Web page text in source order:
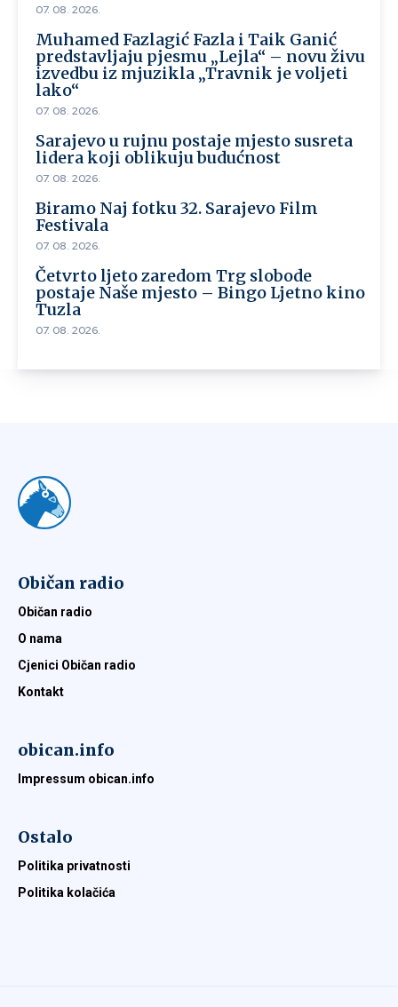
07. 08. 2026.
Muhamed Fazlagić Fazla i Taik Ganić
predstavljaju pjesmu „Lejla“ – novu živu
izvedbu iz mjuzikla „Travnik je voljeti
lako“
07. 08. 2026.
Sarajevo u rujnu postaje mjesto susreta
lidera koji oblikuju budućnost
07. 08. 2026.
Biramo Naj fotku 32. Sarajevo Film
Festivala
07. 08. 2026.
Četvrto ljeto zaredom Trg slobode
postaje Naše mjesto – Bingo Ljetno kino
Tuzla
07. 08. 2026.
Običan radio
Običan radio
O nama
Cjenici Običan radio
Kontakt
obican.info
Impressum obican.info
Ostalo
Politika privatnosti
Politika kolačića